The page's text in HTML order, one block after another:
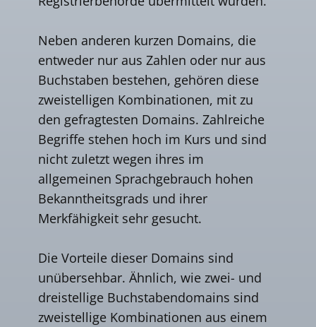
Neben anderen kurzen Domains, die
entweder nur aus Zahlen oder nur aus
Buchstaben bestehen, gehören diese
zweistelligen Kombinationen, mit zu
den gefragtesten Domains. Zahlreiche
Begriffe stehen hoch im Kurs und sind
nicht zuletzt wegen ihres im
allgemeinen Sprachgebrauch hohen
Bekanntheitsgrads und ihrer
Merkfähigkeit sehr gesucht.
Die Vorteile dieser Domains sind
unübersehbar. Ähnlich, wie zwei- und
dreistellige Buchstabendomains sind
zweistellige Kombinationen aus einem